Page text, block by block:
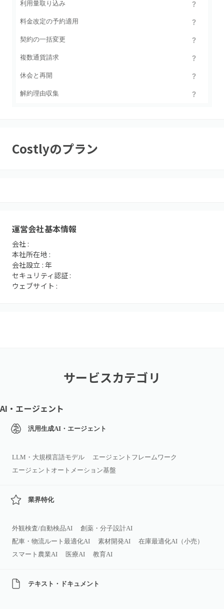
利用量取り込み
料金改定の予約適用
契約の一括変更
複数通貨請求
休会と再開
解約理由収集
Costlyのプラン
運営会社基本情報
会社 :
本社所在地 :
会社設立 : 年
セキュリティ認証 :
ウェブサイト :
サービスカテゴリ
AI・エージェント
汎用生成AI・エージェント
LLM・大規模言語モデル
エージェントフレームワーク
エージェントオートメーション基盤
業界特化
外観検査/自動検品AI
創薬・分子設計AI
配車・物流ルート最適化AI
素材開発AI
在庫最適化AI（小売）
スマート農業AI
医療AI 教育AI
テキスト・ドキュメント